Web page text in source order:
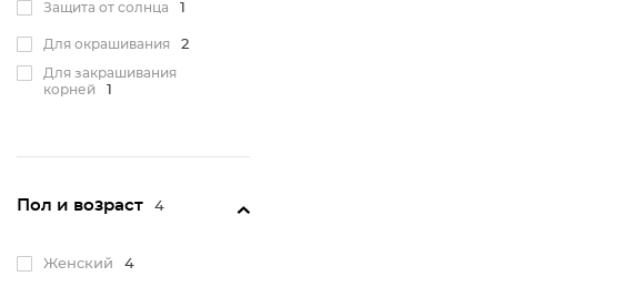
Защита от солнца 1
Для окрашивания 2
Для закрашивания
корней
1
Пол и возраст 4
Женский 4